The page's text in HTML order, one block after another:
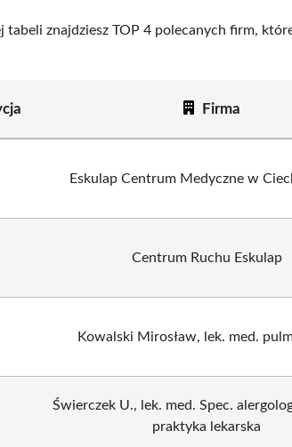
tabeli znajdziesz TOP 4 polecanych firm,
Firma
Eskulap Centrum Medyczne w
Centrum Ruchu Eskulap
Kowalski Mirosław, lek. med.
Świerczek U., lek. med. Spec.
praktyka lekarska